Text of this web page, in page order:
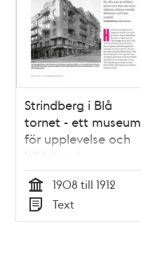
Strindberg i Blå
tornet - ett museum
för upplevelse och
bildning /
artikelförfattare:
Stefan Bohman
Tid
1908 till 1912
Typ
Text